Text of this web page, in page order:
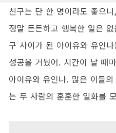
친구는 단 한 명이라도 좋으
정말 든든하고 행복한 일은
구 사이가 된 아이유와 유인
성공을 거뒀어. 시간이 날 때
아이유와 유인나. 많은 이들
는 두 사람의 훈훈한 일화를